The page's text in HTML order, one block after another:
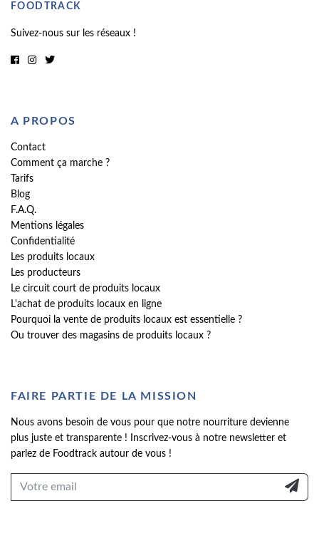
FOODTRACK
Suivez-nous sur les réseaux !
A PROPOS
Contact
Comment ça marche ?
Tarifs
Blog
F.A.Q.
Mentions légales
Confidentialité
Les produits locaux
Les producteurs
Le circuit court de produits locaux
L'achat de produits locaux en ligne
Pourquoi la vente de produits locaux est essentielle ?
Ou trouver des magasins de produits locaux ?
FAIRE PARTIE DE LA MISSION
Nous avons besoin de vous pour que notre nourriture devienne
plus juste et transparente ! Inscrivez-vous à notre newsletter et
parlez de Foodtrack autour de vous !